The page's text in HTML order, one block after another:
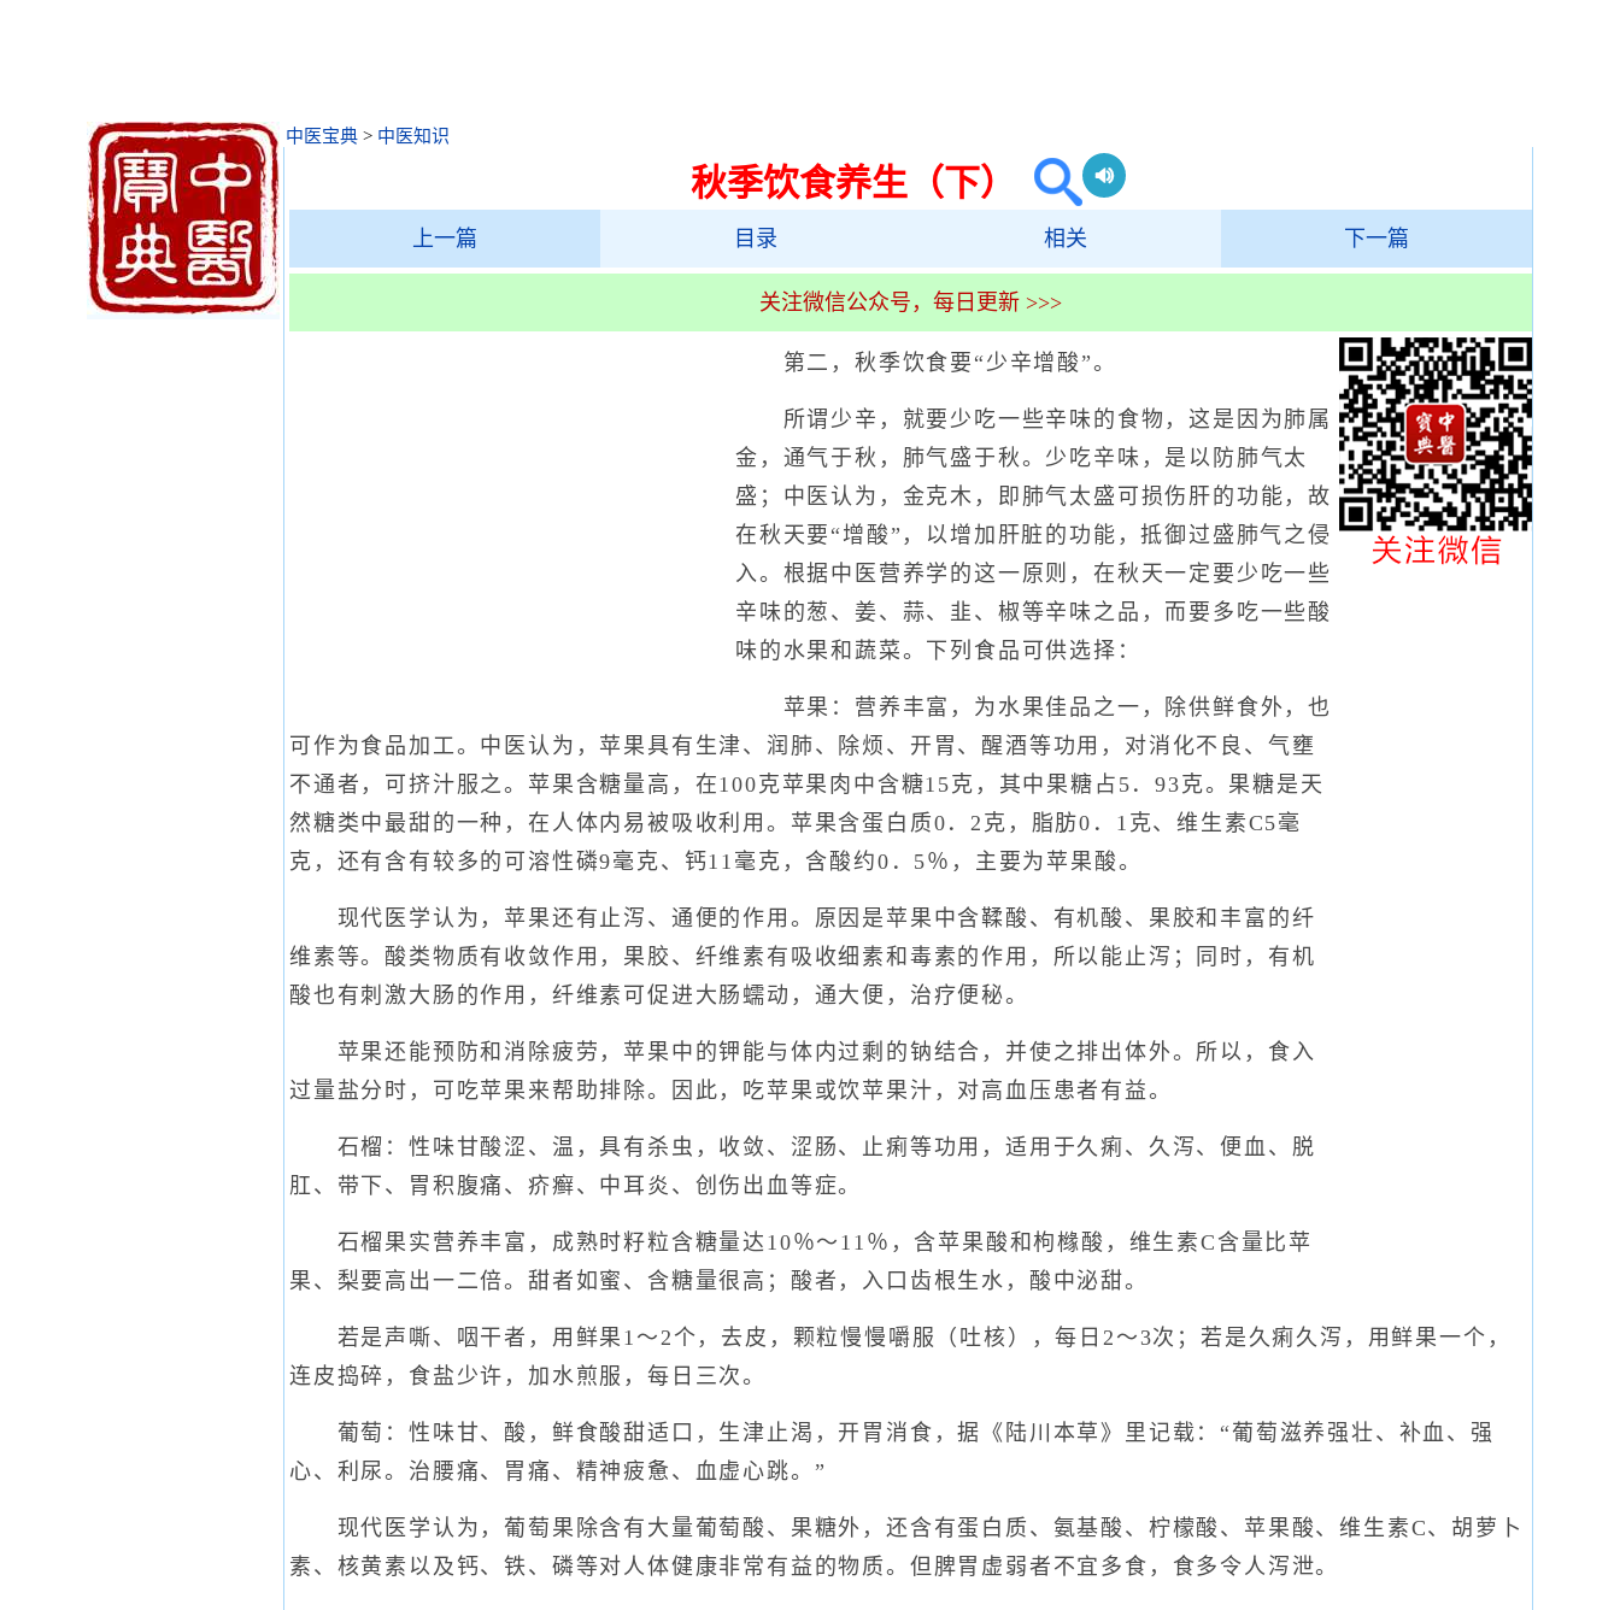
中医宝典 > 中医知识
秋季饮食养生（下）
上一篇 目录 相关 下一篇
关注微信公众号，每日更新 >>>
第二，秋季饮食要“少辛增酸”。
所谓少辛，就要少吃一些辛味的食物，这是因为肺属
金，通气于秋，肺气盛于秋。少吃辛味，是以防肺气太
盛；中医认为，金克木，即肺气太盛可损伤肝的功能，故
在秋天要“增酸”，以增加肝脏的功能，抵御过盛肺气之侵
入。根据中医营养学的这一原则，在秋天一定要少吃一些
辛味的葱、姜、蒜、韭、椒等辛味之品，而要多吃一些酸
味的水果和蔬菜。下列食品可供选择：
苹果：营养丰富，为水果佳品之一，除供鲜食外，也
可作为食品加工。中医认为，苹果具有生津、润肺、除烦、开胃、醒酒等功用，对消化不良、气壅
不通者，可挤汁服之。苹果含糖量高，在100克苹果肉中含糖15克，其中果糖占5．93克。果糖是天
然糖类中最甜的一种，在人体内易被吸收利用。苹果含蛋白质0．2克，脂肪0．1克、维生素C5毫
克，还有含有较多的可溶性磷9毫克、钙11毫克，含酸约0．5％，主要为苹果酸。
现代医学认为，苹果还有止泻、通便的作用。原因是苹果中含鞣酸、有机酸、果胶和丰富的纤
维素等。酸类物质有收敛作用，果胶、纤维素有吸收细素和毒素的作用，所以能止泻；同时，有机
酸也有刺激大肠的作用，纤维素可促进大肠蠕动，通大便，治疗便秘。
苹果还能预防和消除疲劳，苹果中的钾能与体内过剩的钠结合，并使之排出体外。所以，食入
过量盐分时，可吃苹果来帮助排除。因此，吃苹果或饮苹果汁，对高血压患者有益。
石榴：性味甘酸涩、温，具有杀虫，收敛、涩肠、止痢等功用，适用于久痢、久泻、便血、脱
肛、带下、胃积腹痛、疥癣、中耳炎、创伤出血等症。
石榴果实营养丰富，成熟时籽粒含糖量达10％～11％，含苹果酸和枸橼酸，维生素C含量比苹
果、梨要高出一二倍。甜者如蜜、含糖量很高；酸者，入口齿根生水，酸中泌甜。
若是声嘶、咽干者，用鲜果1～2个，去皮，颗粒慢慢嚼服（吐核），每日2～3次；若是久痢久泻，用鲜果一个，
连皮捣碎，食盐少许，加水煎服，每日三次。
葡萄：性味甘、酸，鲜食酸甜适口，生津止渴，开胃消食，据《陆川本草》里记载：“葡萄滋养强壮、补血、强
心、利尿。治腰痛、胃痛、精神疲惫、血虚心跳。”
现代医学认为，葡萄果除含有大量葡萄酸、果糖外，还含有蛋白质、氨基酸、柠檬酸、苹果酸、维生素C、胡萝卜
素、核黄素以及钙、铁、磷等对人体健康非常有益的物质。但脾胃虚弱者不宜多食，食多令人泻泄。